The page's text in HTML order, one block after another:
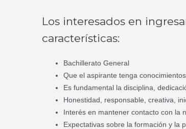
Los interesados en
características:
Bachillerato General
Que el aspirante tenga
Es fundamental la disciplina,
Honestidad, responsable, creativa,
Interés en mantener contacto con la
Expectativas sobre la formación y la